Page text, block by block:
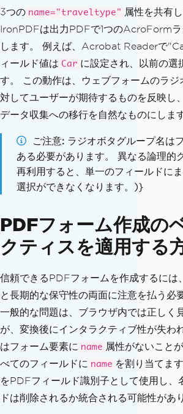
'radio'
'Car' > Car < br >
<
input type='radio'
eltype' value='Airplane' >
</ body >
</ html
>
// Render HTML — all three
PdfDocument pdfDoc =
rHtmlAsPdf( htmlContent );
// Save the document
3つの name="traveltype" 属性を共有
IronPDFは出力PDFで1つのAcroFormラ
します。 例えば、Acrobat Readerで
ィールド値は Car に設定され、以前の選
す。 この動作は、ウェブフォームのラジ
対してユーザーが期待するものを反映し
データ収集への移行を自然なものにします
ご注意 ラジオボタグループ名は
ある必要があります。 異なる論理的
再利用すると、単一のフィールドに
選択ができなくなります。)}
PDFフォーム作成の
クティスを適用する
信頼できるPDFフォームを作成するには
と長期的な保守性の両面に注意を払う必
一般的な問題は、ブラウザ内では正しく
が、変換後にインタラクティブ性が失わ
はフォーム要素に name 属性がないこと
べてのフィールドに name を割り当てま
をPDFフィールド識別子として使用し、
ドは削除されるか統合される可能性があ